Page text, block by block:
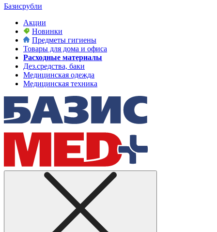
Базисрубли
Акции
Новинки
Предметы гигиены
Товары для дома и офиса
Расходные материалы
Дез.средства, баки
Медицинская одежда
Медицинская техника